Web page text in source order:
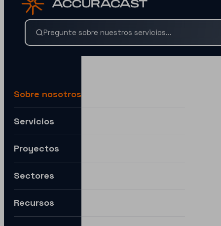
¿BUSCAS ALGO ESPECÍFICO?
Busca nuestros servicios y conocimientos al instante.
Sobre nosotros
Servicios
Proyectos
Sectores
Recursos